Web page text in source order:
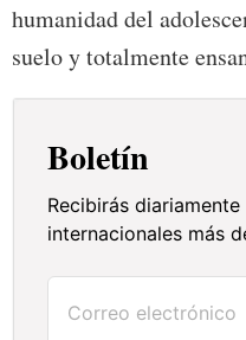
humanidad del
suelo y totalmente
Boletín
Recibirás
internacionales más